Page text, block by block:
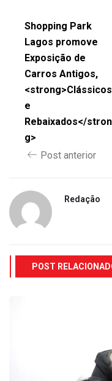
Shopping Park
Lagos promove
Exposição de
Carros Antigos,
<strong>Clássicos
e
Rebaixados</stron
g>
Post anterior
Redação
POST